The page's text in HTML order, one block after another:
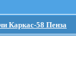
Каркас-58 Пенза